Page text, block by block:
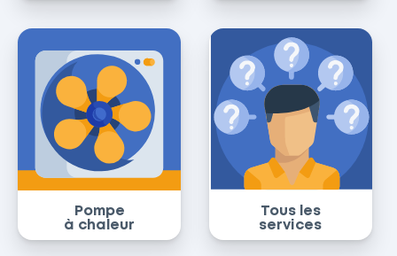
Pompe
à chaleur
Tous les
services